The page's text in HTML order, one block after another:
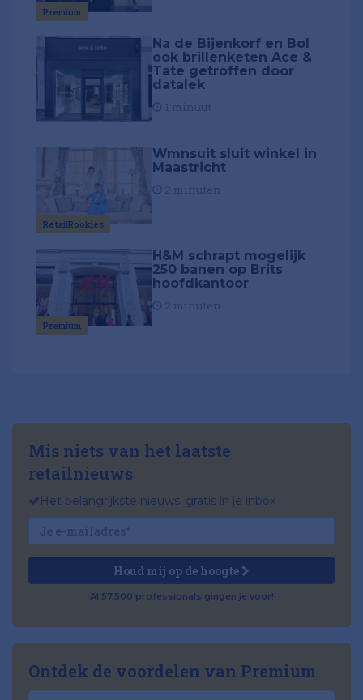
Premium
Na de Bijenkorf en Bol
ook brillenketen Ace &
Tate getroffen door
datalek
RetailRookies
Wmnsuit sluit winkel in
Maastricht
Premium
H&M schrapt mogelijk
250 banen op Brits
hoofdkantoor
Mis niets van het laatste
retailnieuws
Het belangrijkste nieuws, gratis in je inbox
Houd mij op de hoogte
Al 57.500 professionals gingen je voor!
Ontdek de voordelen van Premium